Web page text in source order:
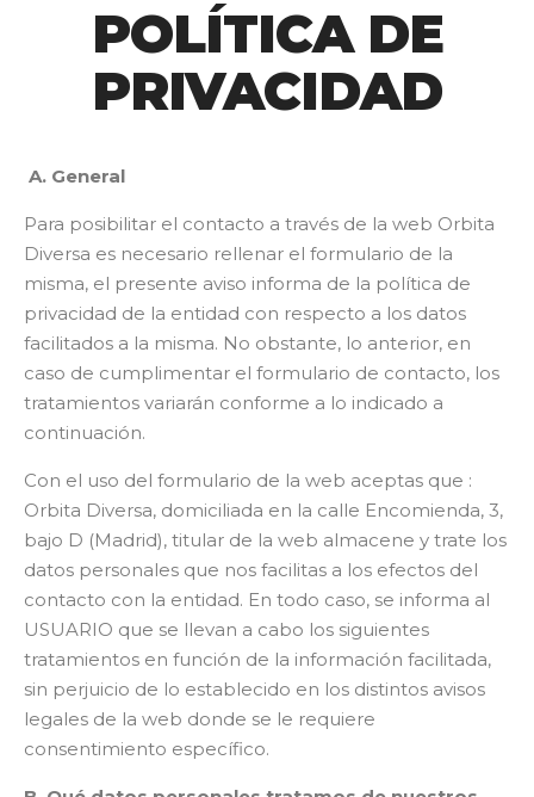
POLÍTICA DE
PRIVACIDAD
A. General
Para posibilitar el contacto a través de la web Orbita
Diversa es necesario rellenar el formulario de la
misma, el presente aviso informa de la política de
privacidad de la entidad con respecto a los datos
facilitados a la misma. No obstante, lo anterior, en
caso de cumplimentar el formulario de contacto, los
tratamientos variarán conforme a lo indicado a
continuación.
Con el uso del formulario de la web aceptas que :
Orbita Diversa, domiciliada en la calle Encomienda, 3,
bajo D (Madrid), titular de la web almacene y trate los
datos personales que nos facilitas a los efectos del
contacto con la entidad. En todo caso, se informa al
USUARIO que se llevan a cabo los siguientes
tratamientos en función de la información facilitada,
sin perjuicio de lo establecido en los distintos avisos
legales de la web donde se le requiere
consentimiento específico.